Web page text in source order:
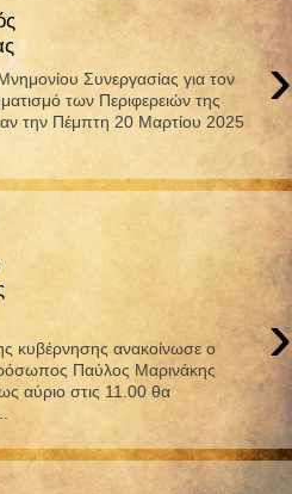
›
Συνεργασίας για τον
των Περιφερειών της
την Πέμπτη 20 Μαρτίου 2025
›
κυβέρνησης ανακοίνωσε ο
Παύλος Μαρινάκης
αύριο στις 11.00 θα